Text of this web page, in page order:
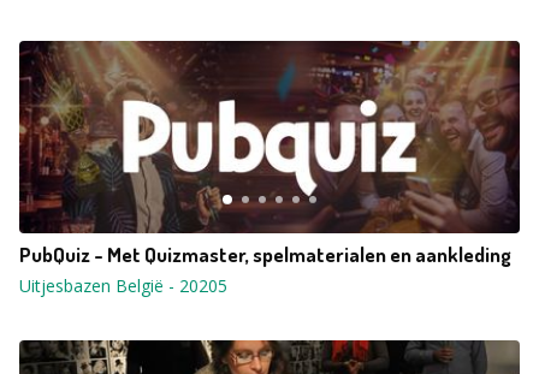
PubQuiz - Met Quizmaster, spelmaterialen en aankleding
Uitjesbazen België - 20205